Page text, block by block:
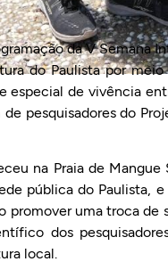
da V Semana
do Paulista por
especial de vivência
de pesquisadores do
na Praia de Mangue
pública do Paulista,
promover uma troca de
dos
local.